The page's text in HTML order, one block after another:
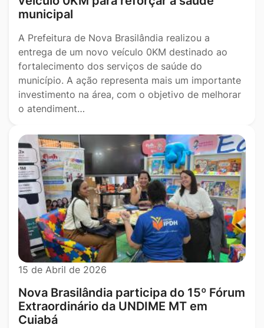
municipal
A Prefeitura de Nova Brasilândia realizou a
entrega de um novo veículo 0KM destinado ao
fortalecimento dos serviços de saúde do
município. A ação representa mais um importante
investimento na área, com o objetivo de melhorar
o atendiment…
15 de Abril de 2026
Nova Brasilândia participa do 15º Fórum
Extraordinário da UNDIME MT em
Cuiabá